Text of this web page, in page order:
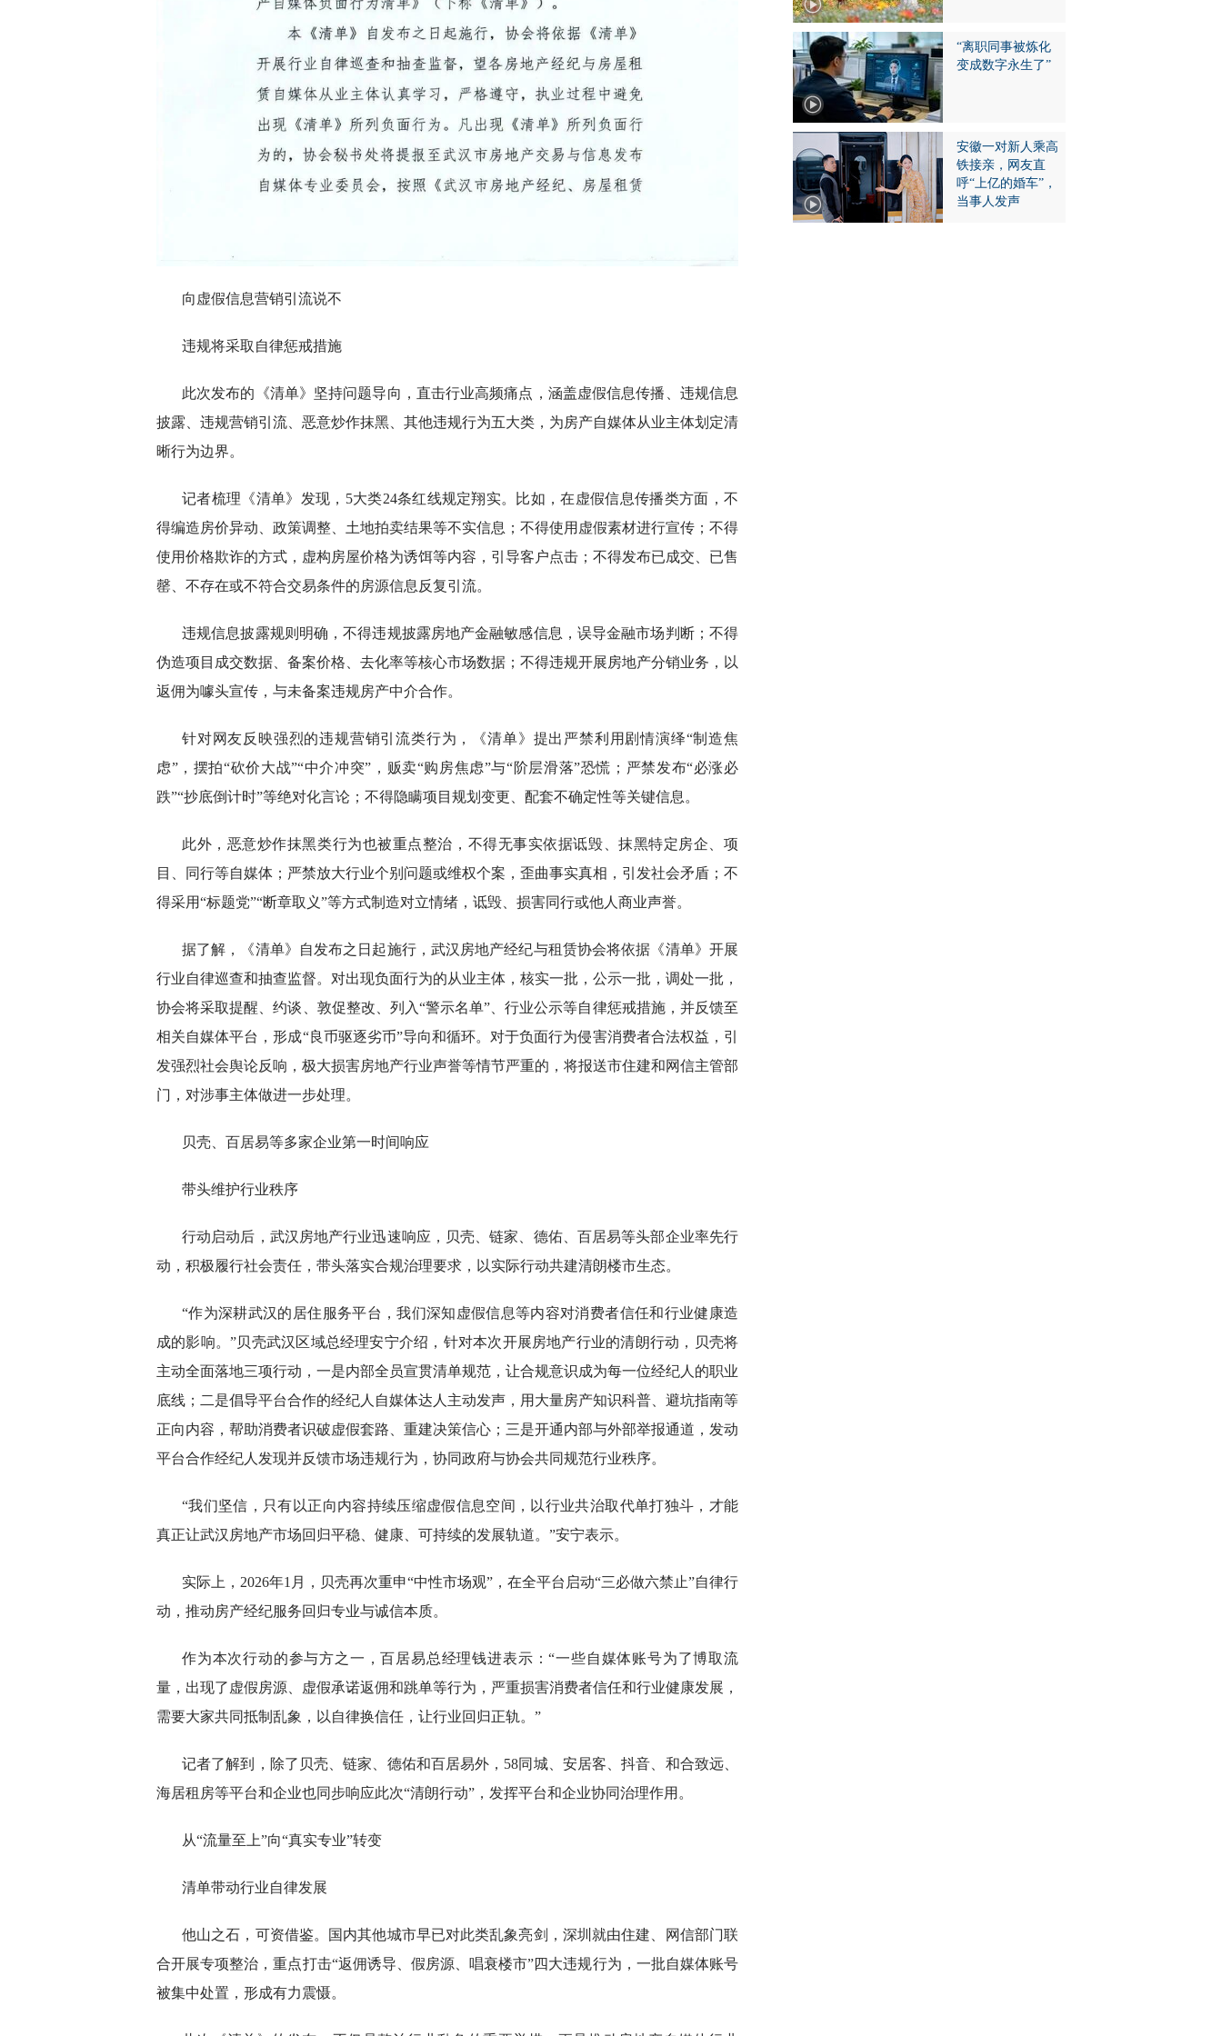
向虚假信息营销引流说不
违规将采取自律惩戒措施
此次发布的《清单》坚持问题导向，直击行业高频痛点，涵盖虚假信息传播、违规信息
披露、违规营销引流、恶意炒作抹黑、其他违规行为五大类，为房产自媒体从业主体划定清
晰行为边界。
记者梳理《清单》发现，5大类24条红线规定翔实。比如，在虚假信息传播类方面，不
得编造房价异动、政策调整、土地拍卖结果等不实信息；不得使用虚假素材进行宣传；不得
使用价格欺诈的方式，虚构房屋价格为诱饵等内容，引导客户点击；不得发布已成交、已售
罄、不存在或不符合交易条件的房源信息反复引流。
违规信息披露规则明确，不得违规披露房地产金融敏感信息，误导金融市场判断；不得
伪造项目成交数据、备案价格、去化率等核心市场数据；不得违规开展房地产分销业务，以
返佣为噱头宣传，与未备案违规房产中介合作。
针对网友反映强烈的违规营销引流类行为，《清单》提出严禁利用剧情演绎“制造焦
虑”，摆拍“砍价大战”“中介冲突”，贩卖“购房焦虑”与“阶层滑落”恐慌；严禁发布“必涨必
跌”“抄底倒计时”等绝对化言论；不得隐瞒项目规划变更、配套不确定性等关键信息。
此外，恶意炒作抹黑类行为也被重点整治，不得无事实依据诋毁、抹黑特定房企、项
目、同行等自媒体；严禁放大行业个别问题或维权个案，歪曲事实真相，引发社会矛盾；不
得采用“标题党”“断章取义”等方式制造对立情绪，诋毁、损害同行或他人商业声誉。
据了解，《清单》自发布之日起施行，武汉房地产经纪与租赁协会将依据《清单》开展
行业自律巡查和抽查监督。对出现负面行为的从业主体，核实一批，公示一批，调处一批，
协会将采取提醒、约谈、敦促整改、列入“警示名单”、行业公示等自律惩戒措施，并反馈至
相关自媒体平台，形成“良币驱逐劣币”导向和循环。对于负面行为侵害消费者合法权益，引
发强烈社会舆论反响，极大损害房地产行业声誉等情节严重的，将报送市住建和网信主管部
门，对涉事主体做进一步处理。
贝壳、百居易等多家企业第一时间响应
带头维护行业秩序
行动启动后，武汉房地产行业迅速响应，贝壳、链家、德佑、百居易等头部企业率先行
动，积极履行社会责任，带头落实合规治理要求，以实际行动共建清朗楼市生态。
“作为深耕武汉的居住服务平台，我们深知虚假信息等内容对消费者信任和行业健康造
成的影响。”贝壳武汉区域总经理安宁介绍，针对本次开展房地产行业的清朗行动，贝壳将
主动全面落地三项行动，一是内部全员宣贯清单规范，让合规意识成为每一位经纪人的职业
底线；二是倡导平台合作的经纪人自媒体达人主动发声，用大量房产知识科普、避坑指南等
正向内容，帮助消费者识破虚假套路、重建决策信心；三是开通内部与外部举报通道，发动
平台合作经纪人发现并反馈市场违规行为，协同政府与协会共同规范行业秩序。
“我们坚信，只有以正向内容持续压缩虚假信息空间，以行业共治取代单打独斗，才能
真正让武汉房地产市场回归平稳、健康、可持续的发展轨道。”安宁表示。
实际上，2026年1月，贝壳再次重申“中性市场观”，在全平台启动“三必做六禁止”自律行
动，推动房产经纪服务回归专业与诚信本质。
作为本次行动的参与方之一，百居易总经理钱进表示：“一些自媒体账号为了博取流
量，出现了虚假房源、虚假承诺返佣和跳单等行为，严重损害消费者信任和行业健康发展，
需要大家共同抵制乱象，以自律换信任，让行业回归正轨。”
记者了解到，除了贝壳、链家、德佑和百居易外，58同城、安居客、抖音、和合致远、
海居租房等平台和企业也同步响应此次“清朗行动”，发挥平台和企业协同治理作用。
从“流量至上”向“真实专业”转变
清单带动行业自律发展
他山之石，可资借鉴。国内其他城市早已对此类乱象亮剑，深圳就由住建、网信部门联
合开展专项整治，重点打击“返佣诱导、假房源、唱衰楼市”四大违规行为，一批自媒体账号
被集中处置，形成有力震慑。
“离职同事被炼化
变成数字永生了”
安徽一对新人乘高
铁接亲，网友直
呼“上亿的婚车”，
当事人发声